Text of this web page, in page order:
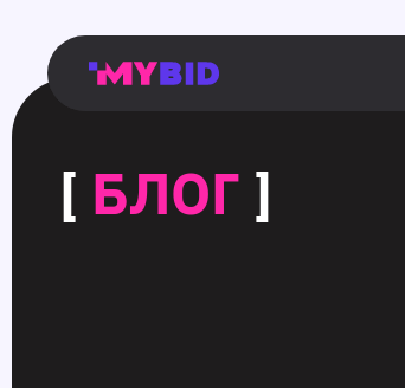
Главная
Гибкий
таргетинг
Возможности
Форматы
TMA
Главная
Домонетизация
TMA
Блог
Главная
страница
Main
page
Flexible
targeting
Opportunities
Formats
TMA
Main
page
Extra
monetization
TMA
Blog
Main
page
[ БЛОГ ]